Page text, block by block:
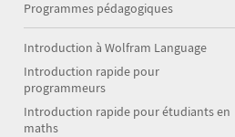
Programmes pédagogiques
Introduction à Wolfram Language
Introduction rapide pour
programmeurs
Introduction rapide pour étudiants en
maths